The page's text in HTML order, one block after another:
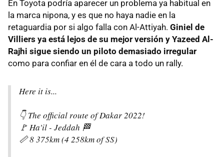
En Toyota podría aparecer un problema ya habitual en
la marca nipona, y es que no haya nadie en la
retaguardia por si algo falla con Al-Attiyah. Giniel de
Villiers ya está lejos de su mejor versión y Yazeed Al-
Rajhi sigue siendo un piloto demasiado irregular
como para confiar en él de cara a todo un rally.
Here it is...
👇 The official route of Dakar 2022!
🚩 Ha'il - Jeddah 🏁
📏 8 375km (4 258km of SS)